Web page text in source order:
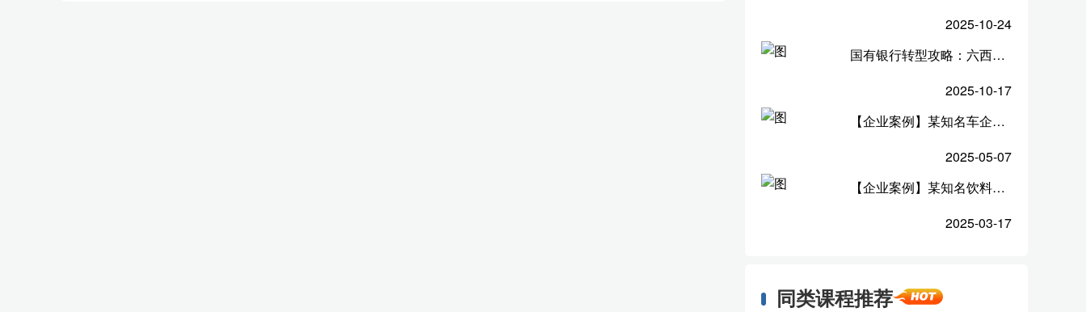
2025-10-24
国有银行转型攻略：六西格玛培训如何助力降本增效？
2025-10-17
【企业案例】某知名车企《AI+DeepSeek赋能HR实战训练营》圆满收官！
2025-05-07
【企业案例】某知名饮料品牌：用Power BI破解“数据困局”
2025-03-17
同类课程推荐